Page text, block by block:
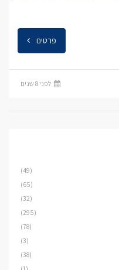
פרטים
לפני 8 שנים
(49)
(65)
(32)
(295)
(78)
(3)
(38)